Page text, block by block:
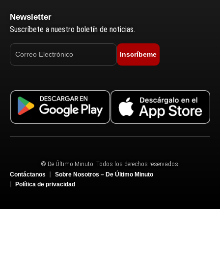
Newsletter
Suscríbete a nuestro boletín de noticias.
Inscríbeme
© De Último Minuto. Todos los derechos reservados.
Contáctanos
Sobre Nosotros – De Último Minuto
Política de privacidad